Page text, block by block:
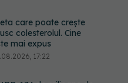
pentru sănătate într-o
săptămână. Ce
primesc bani
16:41